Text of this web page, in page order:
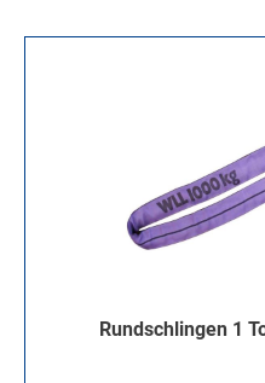
Rundschlingen 1